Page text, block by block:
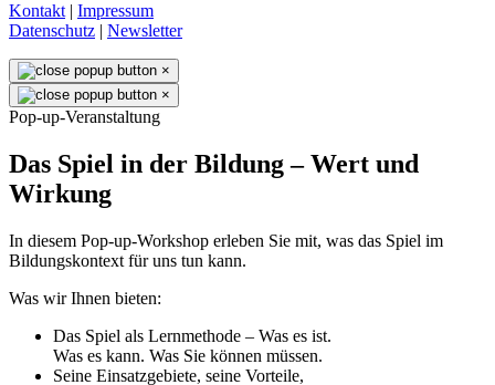
Kontakt | Impressum
Datenschutz | Newsletter
×
×
Pop-up-Veranstaltung
Das Spiel in der Bildung – Wert und
Wirkung
In diesem Pop-up-Workshop erleben Sie mit, was das Spiel im
Bildungskontext für uns tun kann.
Was wir Ihnen bieten:
Das Spiel als Lernmethode – Was es ist.
Was es kann. Was Sie können müssen.
Seine Einsatzgebiete, seine Vorteile,